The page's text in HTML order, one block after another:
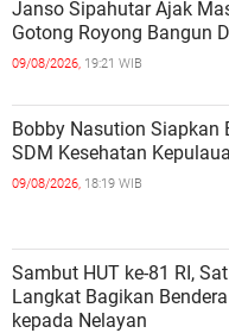
Janso Sipahutar Ajak
Gotong Royong Bangun
09/08/2026, 19:21 WIB
Bobby Nasution Siapkan
SDM Kesehatan
09/08/2026, 18:19 WIB
Sambut HUT ke-81 RI,
Langkat Bagikan
kepada Nelayan